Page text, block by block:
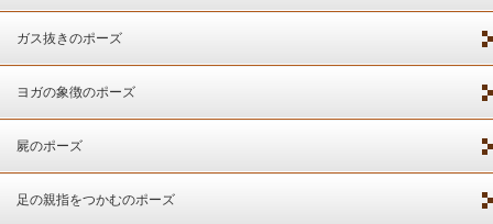
ガス抜きのポーズ
ヨガの象徴のポーズ
屍のポーズ
足の親指をつかむのポーズ